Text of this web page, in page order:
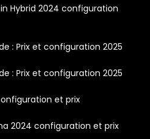
Hybrid 2024 configuration
: Prix et configuration 2025
: Prix et configuration 2025
et prix
2024 configuration et prix